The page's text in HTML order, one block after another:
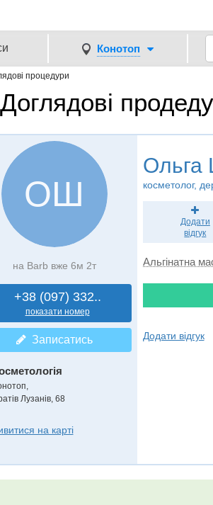
Конотоп
процедури
Доглядові
ОШ
на Barb вже 6м 2т
+38 (097) 332..
показати номер
Записатись
Лузанів, 68
на карті
Ольга
косметолог,
Додати
відгук
Альгінатна
Додати відгук